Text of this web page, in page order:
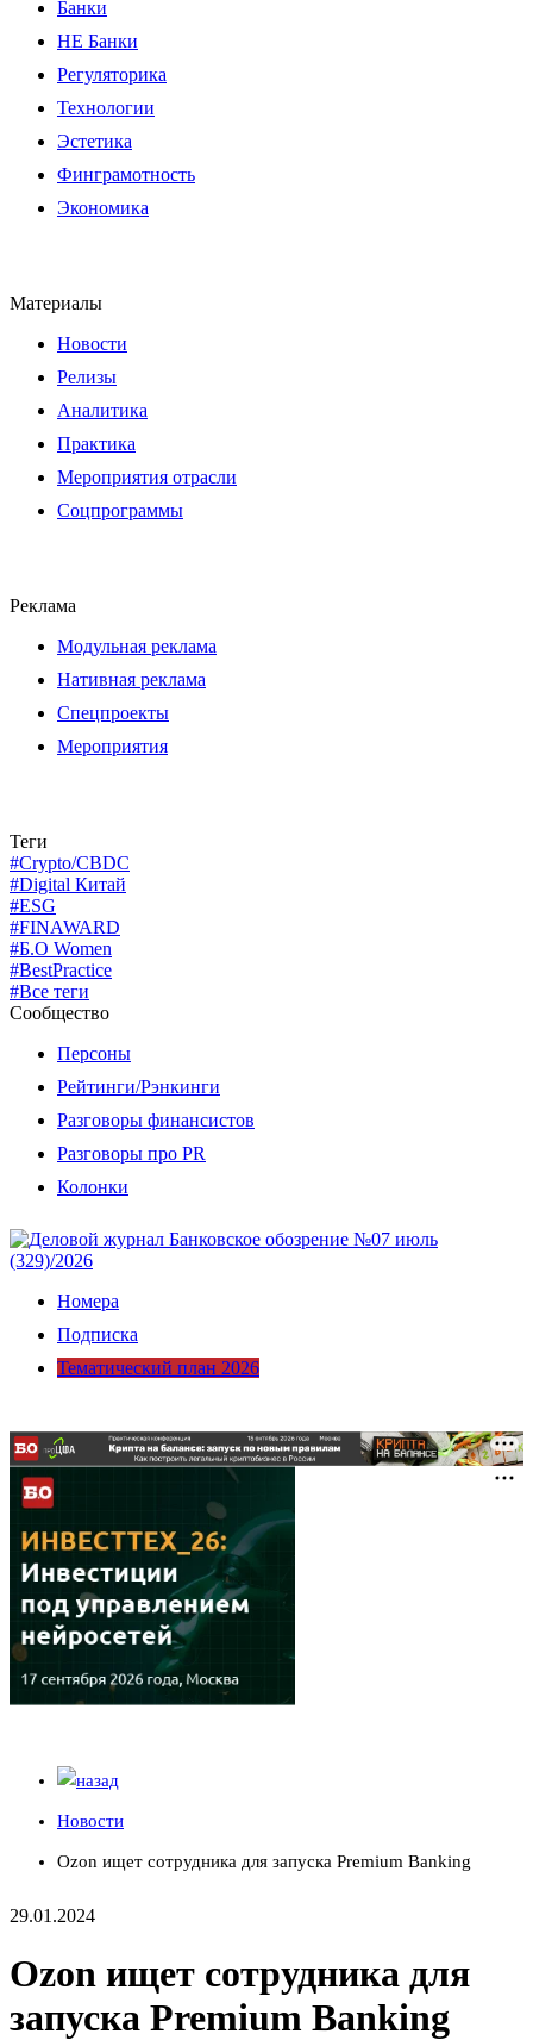
Банки
НЕ Банки
Регуляторика
Технологии
Эстетика
Финграмотность
Экономика
Материалы
Новости
Релизы
Аналитика
Практика
Мероприятия отрасли
Соцпрограммы
Реклама
Модульная реклама
Нативная реклама
Спецпроекты
Мероприятия
Теги
#Crypto/CBDC
#Digital Китай
#ESG
#FINAWARD
#Б.О Women
#BestPractice
#Все теги
Сообщество
Персоны
Рейтинги/Рэнкинги
Разговоры финансистов
Разговоры про PR
Колонки
Номера
Подписка
Тематический план 2026
Новости
Ozon ищет сотрудника для запуска Premium Banking
29.01.2024
Ozon ищет сотрудника для
запуска Premium Banking